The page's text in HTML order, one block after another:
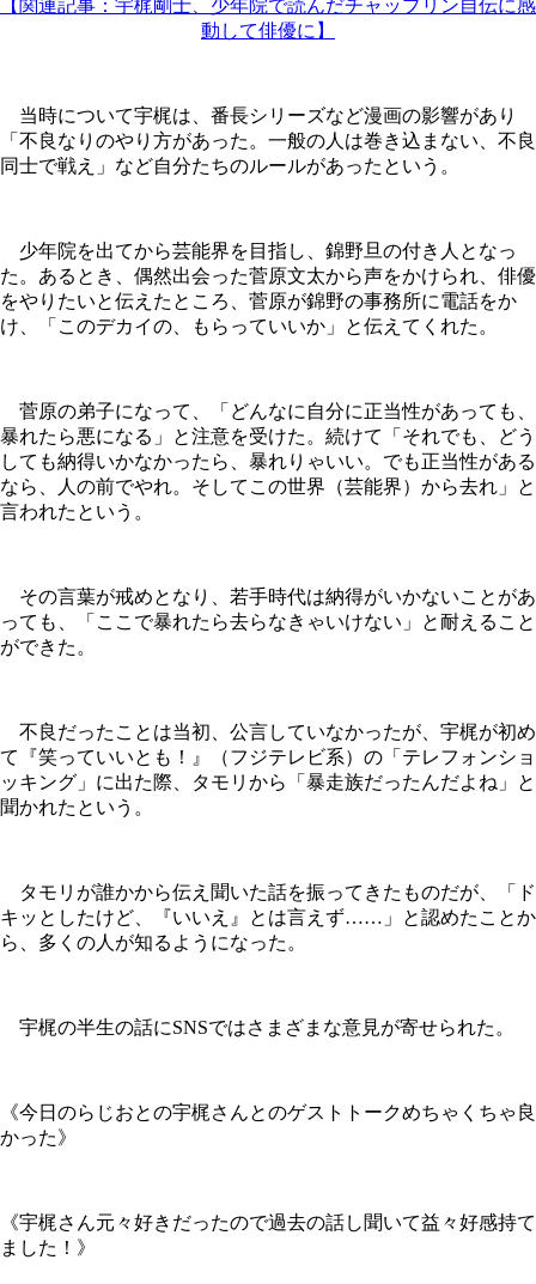
【関連記事：宇梶剛士、少年院で読んだチャップリン自伝に感
動して俳優に】
当時について宇梶は、番長シリーズなど漫画の影響があり
「不良なりのやり方があった。一般の人は巻き込まない、不良
同士で戦え」など自分たちのルールがあったという。
少年院を出てから芸能界を目指し、錦野旦の付き人となっ
た。あるとき、偶然出会った菅原文太から声をかけられ、俳優
をやりたいと伝えたところ、菅原が錦野の事務所に電話をか
け、「このデカイの、もらっていいか」と伝えてくれた。
菅原の弟子になって、「どんなに自分に正当性があっても、
暴れたら悪になる」と注意を受けた。続けて「それでも、どう
しても納得いかなかったら、暴れりゃいい。でも正当性がある
なら、人の前でやれ。そしてこの世界（芸能界）から去れ」と
言われたという。
その言葉が戒めとなり、若手時代は納得がいかないことがあ
っても、「ここで暴れたら去らなきゃいけない」と耐えること
ができた。
不良だったことは当初、公言していなかったが、宇梶が初め
て『笑っていいとも！』（フジテレビ系）の「テレフォンショ
ッキング」に出た際、タモリから「暴走族だったんだよね」と
聞かれたという。
タモリが誰かから伝え聞いた話を振ってきたものだが、「ド
キッとしたけど、『いいえ』とは言えず……」と認めたことか
ら、多くの人が知るようになった。
宇梶の半生の話にSNSではさまざまな意見が寄せられた。
《今日のらじおとの宇梶さんとのゲストトークめちゃくちゃ良
かった》
《宇梶さん元々好きだったので過去の話し聞いて益々好感持て
ました！》